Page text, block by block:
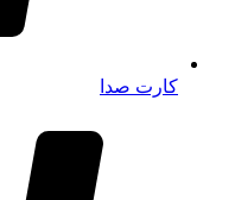
کارت صدا